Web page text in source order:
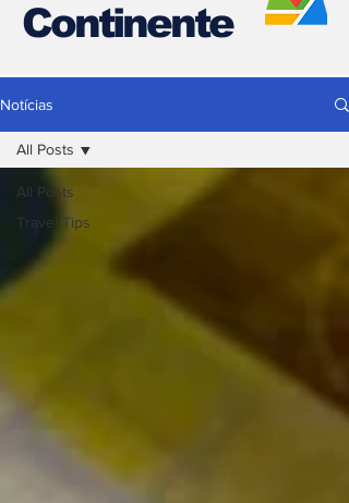
Continente
Notícias
All Posts
Travel Tips
All Posts